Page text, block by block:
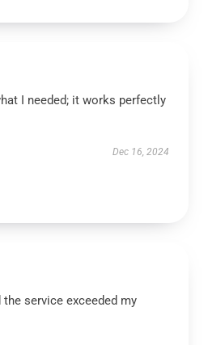
I needed; it works perfectly
Dec 16, 2024
service exceeded my